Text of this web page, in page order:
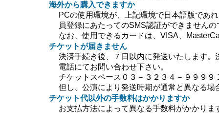
海外から購入できますか
PCの使用環境が、上記環境で日本語版であ
員登録にあたってのSMS認証ができません
なお、使用できるカードは、VISA、
チケットが届きません
決済手続き後、７日以内に発送いたします
電話にてお問い合わせ下さい。
チケットスペース０３－３２３４－９９９９
但し、公演により発送時期が通常と異なる
チケット代以外の手数料はかかりますか
お支払方法によって異なる手数料がかかりま